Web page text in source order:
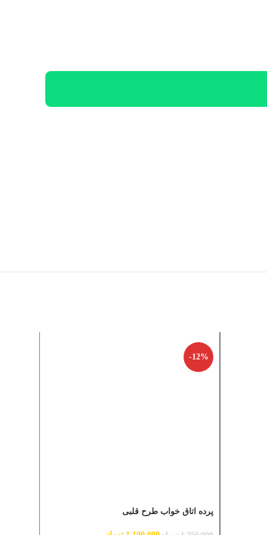
-12%
پرده اتاق خواب طرح قلبی